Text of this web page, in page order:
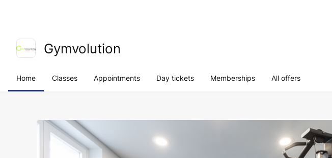
Gymvolution
Home Classes Appointments Day tickets Memberships All offers